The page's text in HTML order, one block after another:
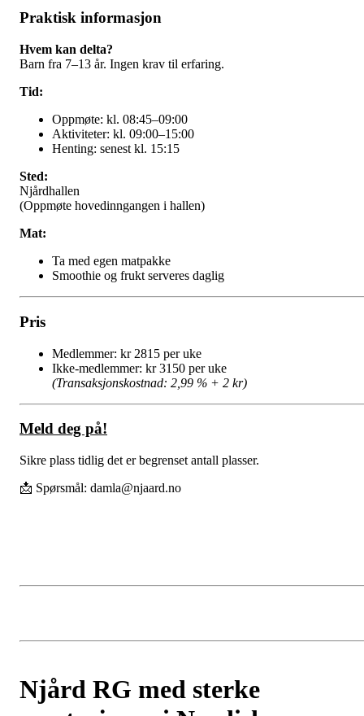
Praktisk informasjon
Hvem kan delta?
Barn fra 7–13 år. Ingen krav til erfaring.
Tid:
Oppmøte: kl. 08:45–09:00
Aktiviteter: kl. 09:00–15:00
Henting: senest kl. 15:15
Sted:
Njårdhallen
(Oppmøte hovedinngangen i hallen)
Mat:
Ta med egen matpakke
Smoothie og frukt serveres daglig
Pris
Medlemmer: kr 2815 per uke
Ikke-medlemmer: kr 3150 per uke
(Transaksjonskostnad: 2,99 % + 2 kr)
Meld deg på!
Sikre plass tidlig det er begrenset antall plasser.
📩 Spørsmål: damla@njaard.no
Njård RG med sterke